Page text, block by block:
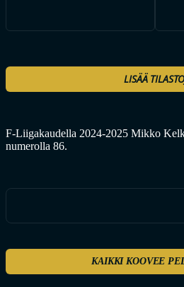
LISÄÄ
F-Liigakaudella 2024-2025 Mikko
numerolla 86.
KAIKKI KOOVEE